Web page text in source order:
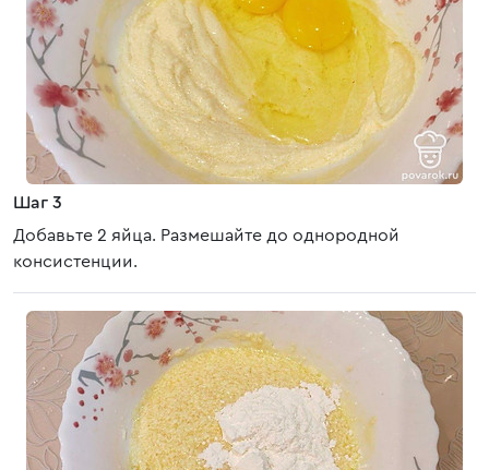
Шаг 3
Добавьте 2 яйца. Размешайте до однородной
консистенции.